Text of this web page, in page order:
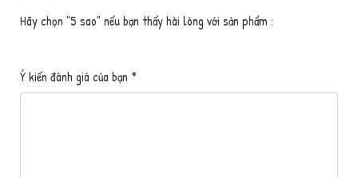
Hãy chọn "5 sao" nếu bạn thấy hài lòng với sản phẩm :
tr
trên
5 sao
sao
Ý kiến đánh giá của bạn *